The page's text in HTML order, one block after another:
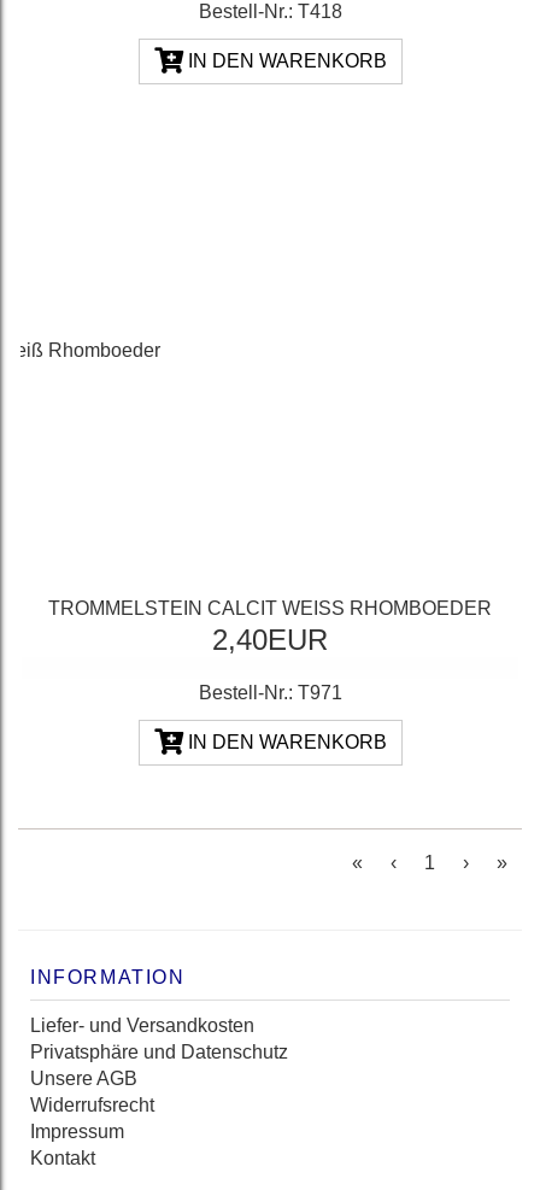
Bestell-Nr.: T418
IN DEN WARENKORB
TROMMELSTEIN CALCIT WEISS RHOMBOEDER
2,40EUR
Bestell-Nr.: T971
IN DEN WARENKORB
« ‹ 1 (current)
› »
INFORMATION
Liefer- und Versandkosten
Privatsphäre und Datenschutz
Unsere AGB
Widerrufsrecht
Impressum
Kontakt